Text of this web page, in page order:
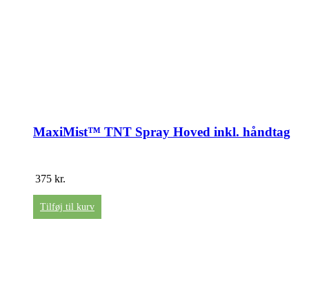
MaxiMist™ TNT Spray Hoved inkl. håndtag
375 kr.
Tilføj til kurv